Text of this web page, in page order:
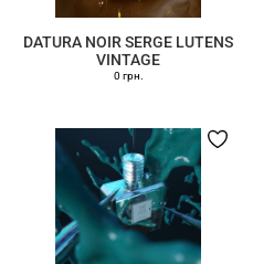
DATURA NOIR SERGE LUTENS
VINTAGE
0 грн.